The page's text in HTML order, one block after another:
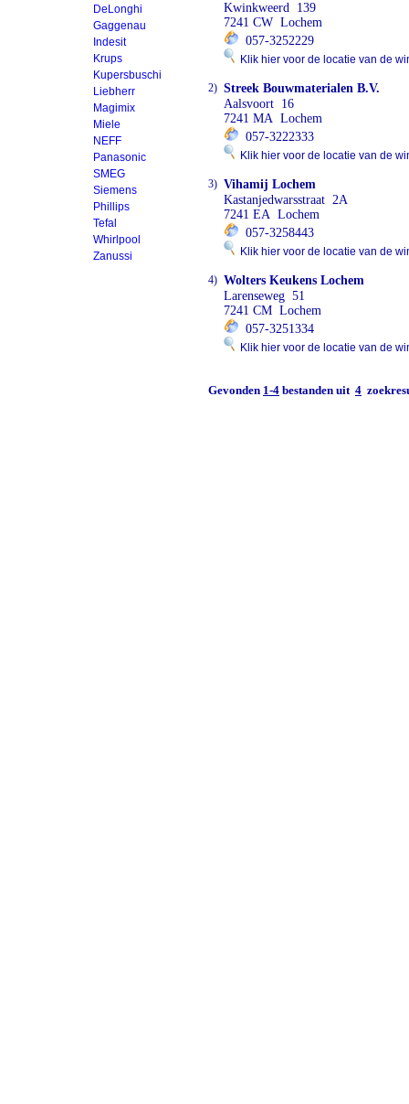
DeLonghi
Gaggenau
Indesit
Krups
Kupersbuschi
Liebherr
Magimix
Miele
NEFF
Panasonic
SMEG
Siemens
Phillips
Tefal
Whirlpool
Zanussi
Kwinkweerd 139
7241 CW Lochem
057-3252229
Klik hier voor de locatie van de
2) Streek Bouwmaterialen B.V.
Aalsvoort 16
7241 MA Lochem
057-3222333
Klik hier voor de locatie van de
3) Vihamij Lochem
Kastanjedwarsstraat 2A
7241 EA Lochem
057-3258443
Klik hier voor de locatie van de
4) Wolters Keukens Lochem
Larenseweg 51
7241 CM Lochem
057-3251334
Klik hier voor de locatie van de
Gevonden 1-4 bestanden uit 4